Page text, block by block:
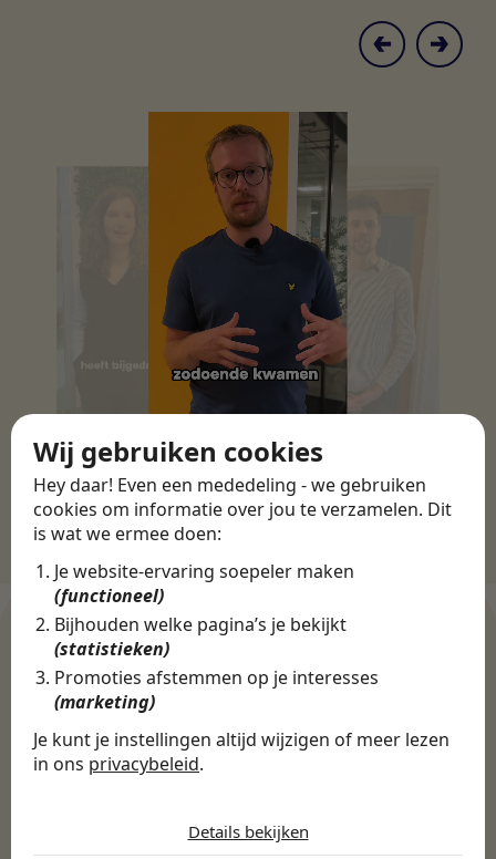
Wij gebruiken cookies
Hey daar! Even een mededeling - we gebruiken
cookies om informatie over jou te verzamelen. Dit
is wat we ermee doen:
Je website-ervaring soepeler maken
(functioneel)
Bijhouden welke pagina’s je bekijkt
(statistieken)
Promoties afstemmen op je interesses
(marketing)
Je kunt je instellingen altijd wijzigen of meer lezen
in ons privacybeleid.
Details bekijken
WERKGEVERS
Ontdek meer dan 500+
werkgevers
Finance, HR & administratie ICT
Marketing & Communicatie
Sales & Inkoop
Beleid & Organisatie